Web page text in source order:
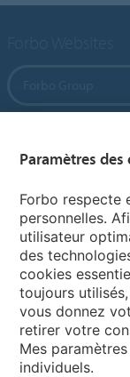
Sélectionnez un
Sélectionnez votre
Paramètres des
Forbo respecte
personnelles.
utilisateur
des
cookies
toujours
vous donnez
retirer votre
Mes
individuels.